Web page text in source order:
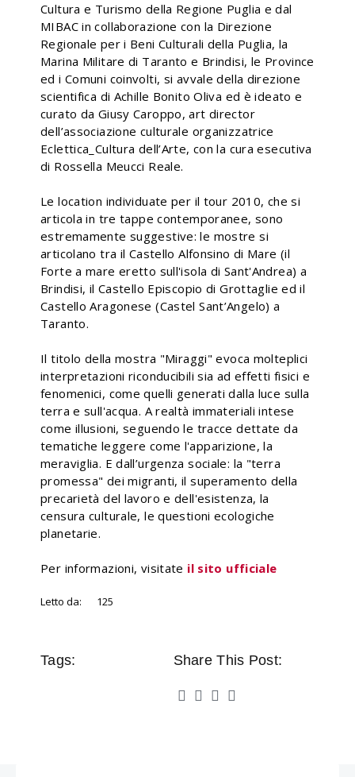
Cultura e Turismo della Regione Puglia e dal
MIBAC in collaborazione con la Direzione
Regionale per i Beni Culturali della Puglia, la
Marina Militare di Taranto e Brindisi, le Province
ed i Comuni coinvolti, si avvale della direzione
scientifica di Achille Bonito Oliva ed è ideato e
curato da Giusy Caroppo, art director
dell’associazione culturale organizzatrice
Eclettica_Cultura dell’Arte, con la cura esecutiva
di Rossella Meucci Reale.
Le location individuate per il tour 2010, che si
articola in tre tappe contemporanee, sono
estremamente suggestive: le mostre si
articolano tra il Castello Alfonsino di Mare (il
Forte a mare eretto sull'isola di Sant'Andrea) a
Brindisi, il Castello Episcopio di Grottaglie ed il
Castello Aragonese (Castel Sant’Angelo) a
Taranto.
Il titolo della mostra "Miraggi" evoca molteplici
interpretazioni riconducibili sia ad effetti fisici e
fenomenici, come quelli generati dalla luce sulla
terra e sull'acqua. A realtà immateriali intese
come illusioni, seguendo le tracce dettate da
tematiche leggere come l'apparizione, la
meraviglia. E dall’urgenza sociale: la "terra
promessa" dei migranti, il superamento della
precarietà del lavoro e dell'esistenza, la
censura culturale, le questioni ecologiche
planetarie.
Per informazioni, visitate il sito ufficiale
Letto da: 125
Tags: Share This Post: